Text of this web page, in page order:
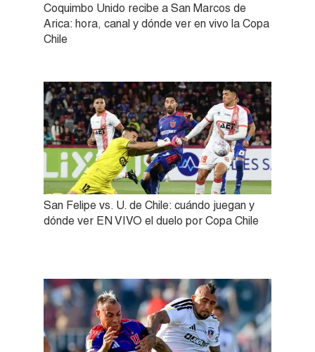
Coquimbo Unido recibe a San Marcos de
Arica: hora, canal y dónde ver en vivo la Copa
Chile
San Felipe vs. U. de Chile: cuándo juegan y
dónde ver EN VIVO el duelo por Copa Chile